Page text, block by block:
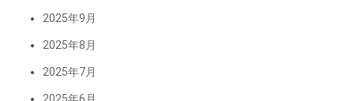
2025年9月
2025年8月
2025年7月